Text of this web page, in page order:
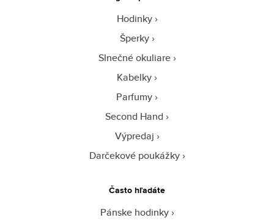
Hodinky
Šperky
Slnečné okuliare
Kabelky
Parfumy
Second Hand
Výpredaj
Darčekové poukážky
Často hľadáte
Pánske hodinky